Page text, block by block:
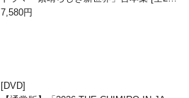
巻/ブックケースエディション]
7,580円
DVD